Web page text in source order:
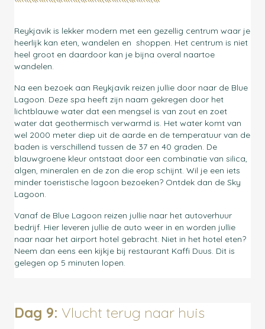
Reykjavik is lekker modern met een gezellig centrum waar je
heerlijk kan eten, wandelen en shoppen. Het centrum is niet
heel groot en daardoor kan je bijna overal naartoe
wandelen.
Na een bezoek aan Reykjavik reizen jullie door naar de Blue
Lagoon. Deze spa heeft zijn naam gekregen door het
lichtblauwe water dat een mengsel is van zout en zoet
water dat geothermisch verwarmd is. Het water komt van
wel 2000 meter diep uit de aarde en de temperatuur van de
baden is verschillend tussen de 37 en 40 graden. De
blauwgroene kleur ontstaat door een combinatie van silica,
algen, mineralen en de zon die erop schijnt. Wil je een iets
minder toeristische lagoon bezoeken? Ontdek dan de Sky
Lagoon.
Vanaf de Blue Lagoon reizen jullie naar het autoverhuur
bedrijf. Hier leveren jullie de auto weer in en worden jullie
naar naar het airport hotel gebracht. Niet in het hotel eten?
Neem dan eens een kijkje bij restaurant Kaffi Duus. Dit is
gelegen op 5 minuten lopen.
Dag 9: Vlucht terug naar huis